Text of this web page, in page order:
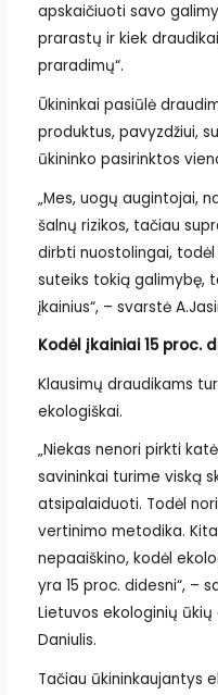
apskaičiuoti savo
prarastų ir kiek
praradimų“.
Ūkininkai pasiūlė
produktus, pavyzdžiui,
ūkininko pasirinktos
„Mes, uogų augintojai,
šalnų rizikos, tačiau
dirbti nuostolingai,
suteiks tokią galimybę,
įkainius“, – svarstė
Kodėl įkainiai 15 proc.
Klausimų draudikams
ekologiškai.
„Niekas nenori pirkti
savininkai turime viską
atsipalaiduoti. Todėl
vertinimo metodika.
nepaaiškino, kodėl
yra 15 proc. didesni“, –
Lietuvos ekologinių ūkių
Daniulis.
Tačiau ūkininkaujantys